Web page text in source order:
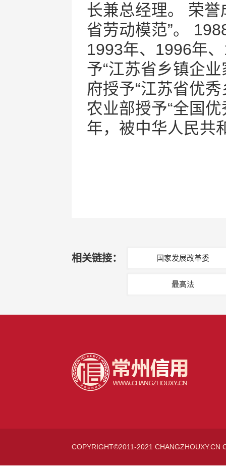
长兼总经理。 荣
省劳动模范”。
1993年、1996年
予“江苏省乡镇企
府授予“江苏省优
农业部授予“全国
年，被中华人民共
相关链接： 国家发展改革委
最高法
COPYRIGHT©2011-2021 CHANGZHOUXY.CN